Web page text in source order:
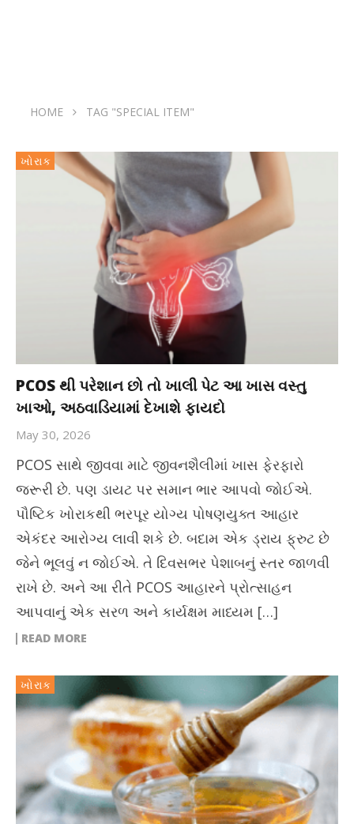
HOME TAG "SPECIAL ITEM"
ખોરાક
PCOS થી પરેશાન છો તો ખાલી પેટ આ ખાસ વસ્તુ
ખાઓ, અઠવાડિયામાં દેખાશે ફાયદો
May 30, 2026
PCOS સાથે જીવવા માટે જીવનશૈલીમાં ખાસ ફેરફારો
જરૂરી છે. પણ ડાયટ પર સમાન ભાર આપવો જોઈએ.
પૌષ્ટિક ખોરાકથી ભરપૂર યોગ્ય પોષણયુક્ત આહાર
એકંદર આરોગ્ય લાવી શકે છે. બદામ એક ડ્રાય ફ્રુટ છે
જેને ભૂલવું ન જોઈએ. તે દિવસભર પેશાબનું સ્તર જાળવી
રાખે છે. અને આ રીતે PCOS આહારને પ્રોત્સાહન
આપવાનું એક સરળ અને કાર્યક્ષમ માધ્યમ […]
READ MORE
ખોરાક